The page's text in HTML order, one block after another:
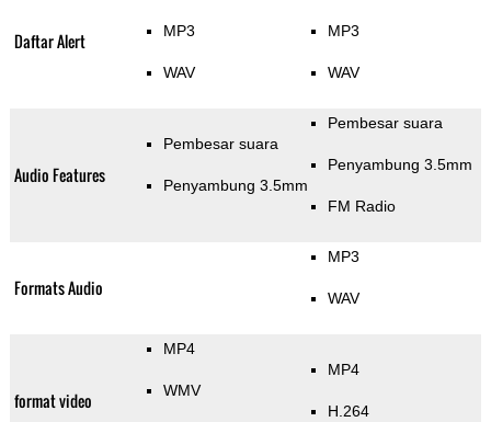
Daftar Alert MP3
WAV
MP3
WAV
Audio Features
Pembesar suara
Penyambung 3.5mm
Pembesar suara
Penyambung 3.5mm
FM Radio
Formats Audio
MP3
WAV
format video
MP4
WMV
MP4
H.264